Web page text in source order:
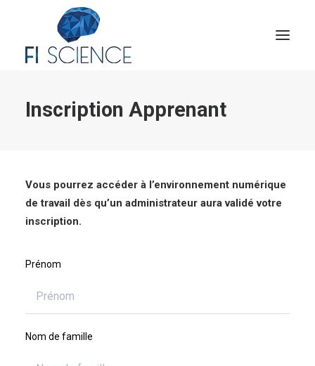
Conseil
Congrès Français de TIP
Contact
Inscription Apprenant
Vous pourrez accéder à l’environnement numérique
de travail dès qu’un administrateur aura validé votre
inscription.
Prénom
Nom de famille